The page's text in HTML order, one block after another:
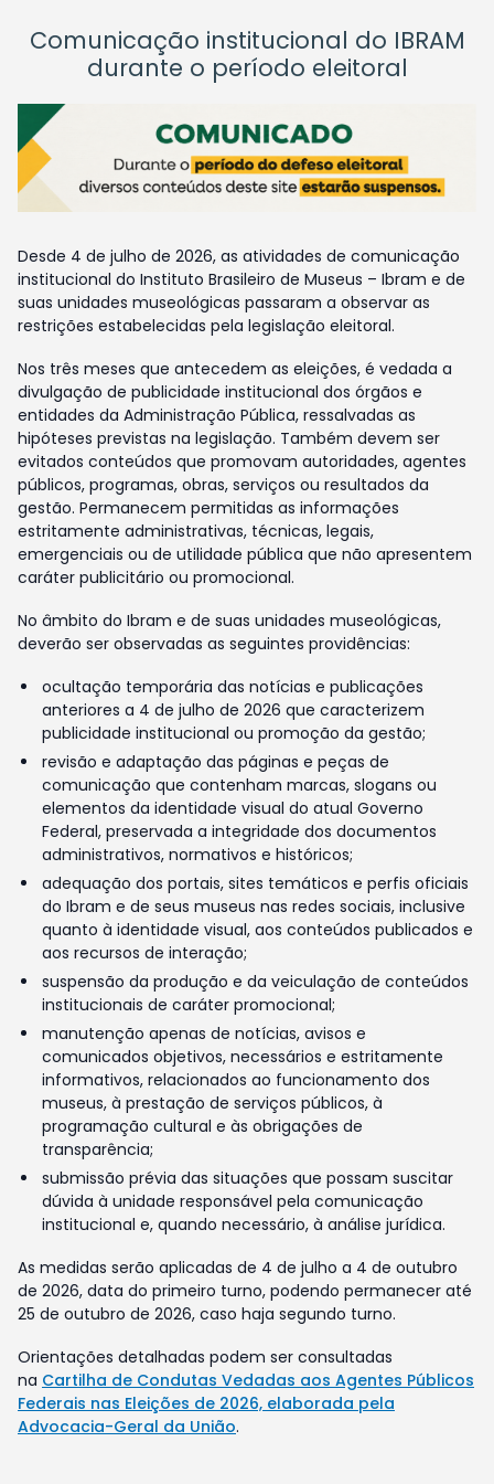
Comunicação institucional do IBRAM
durante o período eleitoral
Desde 4 de julho de 2026, as atividades de comunicação
institucional do Instituto Brasileiro de Museus – Ibram e de
suas unidades museológicas passaram a observar as
restrições estabelecidas pela legislação eleitoral.
Nos três meses que antecedem as eleições, é vedada a
divulgação de publicidade institucional dos órgãos e
entidades da Administração Pública, ressalvadas as
hipóteses previstas na legislação. Também devem ser
evitados conteúdos que promovam autoridades, agentes
públicos, programas, obras, serviços ou resultados da
gestão. Permanecem permitidas as informações
estritamente administrativas, técnicas, legais,
emergenciais ou de utilidade pública que não apresentem
caráter publicitário ou promocional.
No âmbito do Ibram e de suas unidades museológicas,
deverão ser observadas as seguintes providências:
ocultação temporária das notícias e publicações
anteriores a 4 de julho de 2026 que caracterizem
publicidade institucional ou promoção da gestão;
revisão e adaptação das páginas e peças de
comunicação que contenham marcas, slogans ou
elementos da identidade visual do atual Governo
Federal, preservada a integridade dos documentos
administrativos, normativos e históricos;
adequação dos portais, sites temáticos e perfis oficiais
do Ibram e de seus museus nas redes sociais, inclusive
quanto à identidade visual, aos conteúdos publicados e
aos recursos de interação;
suspensão da produção e da veiculação de conteúdos
institucionais de caráter promocional;
manutenção apenas de notícias, avisos e
comunicados objetivos, necessários e estritamente
informativos, relacionados ao funcionamento dos
museus, à prestação de serviços públicos, à
programação cultural e às obrigações de
transparência;
submissão prévia das situações que possam suscitar
dúvida à unidade responsável pela comunicação
institucional e, quando necessário, à análise jurídica.
As medidas serão aplicadas de 4 de julho a 4 de outubro
de 2026, data do primeiro turno, podendo permanecer até
25 de outubro de 2026, caso haja segundo turno.
Orientações detalhadas podem ser consultadas
na Cartilha de Condutas Vedadas aos Agentes Públicos
Federais nas Eleições de 2026, elaborada pela
Advocacia-Geral da União.